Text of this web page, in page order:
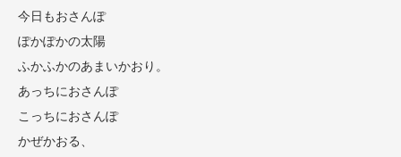
今日もおさんぽ
ぽかぽかの太陽
ふかふかのあまいかおり。
あっちにおさんぽ
こっちにおさんぽ
かぜかおる、